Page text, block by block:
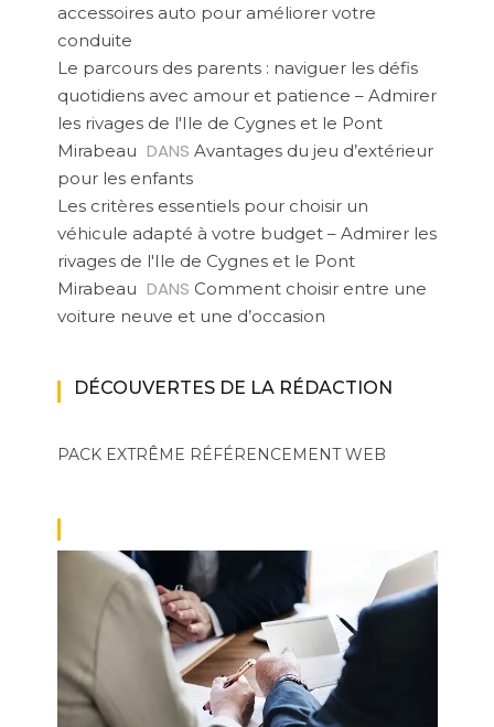
accessoires auto pour améliorer votre
conduite
Le parcours des parents : naviguer les défis
quotidiens avec amour et patience – Admirer
les rivages de l'Ile de Cygnes et le Pont
Mirabeau DANS Avantages du jeu d’extérieur
pour les enfants
Les critères essentiels pour choisir un
véhicule adapté à votre budget – Admirer les
rivages de l'Ile de Cygnes et le Pont
Mirabeau DANS Comment choisir entre une
voiture neuve et une d’occasion
DÉCOUVERTES DE LA RÉDACTION
PACK EXTRÊME RÉFÉRENCEMENT WEB